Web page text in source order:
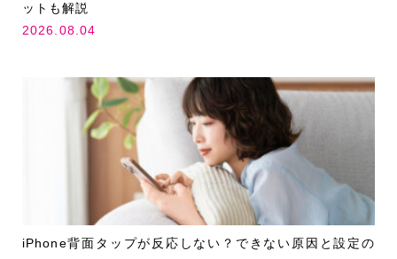
ットも解説
2026.08.04
iPhone背面タップが反応しない？できない原因と設定の